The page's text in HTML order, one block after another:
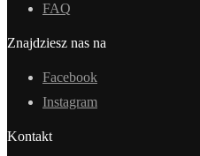
FAQ
Znajdziesz nas na
Facebook
Instagram
Kontakt